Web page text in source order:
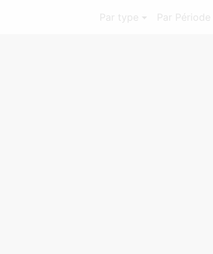
Par type Par Période